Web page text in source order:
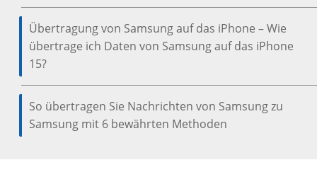
Übertragung von Samsung auf das iPhone – Wie
übertrage ich Daten von Samsung auf das iPhone
15?
So übertragen Sie Nachrichten von Samsung zu
Samsung mit 6 bewährten Methoden